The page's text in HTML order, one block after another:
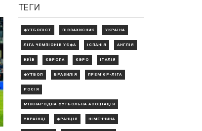
ТЕГИ
ФУТБОЛІСТ ПІВЗАХИСНИК УКРАЇНА
ЛІГА ЧЕМПІОНІВ УЄФА ІСПАНІЯ АНГЛІЯ
КИЇВ ЄВРОПА ЄВРО ІТАЛІЯ
ФУТБОЛ БРАЗИЛІЯ ПРЕМ'ЄР-ЛІГА
РОСІЯ
МІЖНАРОДНА ФУТБОЛЬНА АСОЦІАЦІЯ
УКРАЇНЦІ ФРАНЦІЯ НІМЕЧЧИНА